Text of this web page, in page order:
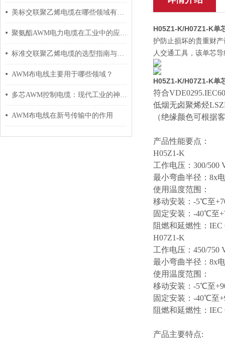
美标交联聚乙烯电缆在哪些领域有广泛应用？
聚氨酯AWM电力电缆在工业中的应用与影响
标准交联聚乙烯电缆的选型指南与设计要点
AWM布电线主要用于哪些领域？
多芯AWM控制电缆：现代工业的神经脉络
AWM布电线在新号传输中的作用
H05Z1-K/H07Z1-K单
护防止损坏的贵重财
人交通工具，该单芯
H05Z1-K/H07Z1-K单
符合
低烟无卤聚烯烃
（绝缘颜色可根据
产品性能要点：
H05Z1-K
工作电压： 300/500
最小弯曲半径： 8x
使用温度范围：
移动安装： -5℃至
固定安装： -40℃至
阻燃和延燃性： IEC
H07Z1-K
工作电压： 450/750
最小弯曲半径： 8x
使用温度范围：
移动安装： -5℃至
固定安装： -40℃至
阻燃和延燃性： IEC
产品主要特点: